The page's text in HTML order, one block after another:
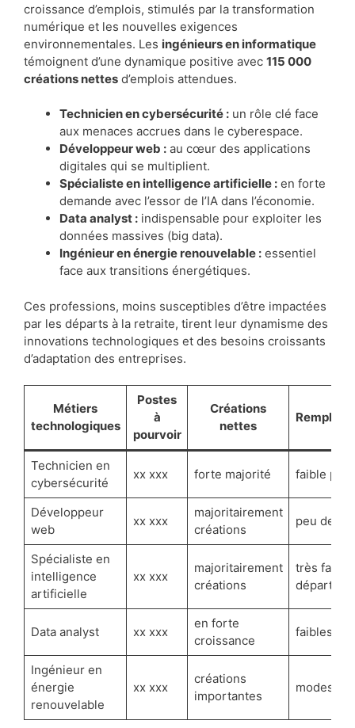
croissance d’emplois, stimulés par la transformation
numérique et les nouvelles exigences
environnementales. Les ingénieurs en informatique
témoignent d’une dynamique positive avec 115 000
créations nettes d’emplois attendues.
Technicien en cybersécurité : un rôle clé face
aux menaces accrues dans le cyberespace.
Développeur web : au cœur des applications
digitales qui se multiplient.
Spécialiste en intelligence artificielle : en forte
demande avec l’essor de l’IA dans l’économie.
Data analyst : indispensable pour exploiter les
données massives (big data).
Ingénieur en énergie renouvelable : essentiel
face aux transitions énergétiques.
Ces professions, moins susceptibles d’être impactées
par les départs à la retraite, tirent leur dynamisme des
innovations technologiques et des besoins croissants
d’adaptation des entreprises.
Métiers
technologiques
Postes
à
pourvoir
Créations
nettes
Technicien en
cybersécurité
xx xxx forte majorité faible part
Développeur
web
xx xxx
majoritairement
créations
peu de
Spécialiste en
intelligence
artificielle
xx xxx
majoritairement
créations
très faible
départ
Data analyst xx xxx
en forte
croissance
faibles
Ingénieur en
énergie
renouvelable
xx xxx
créations
importantes
modeste